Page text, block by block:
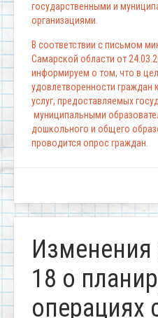
государственными и
организациями.
В соответствии с письмом
Самарской области от
информируем о том, что в
удовлетворенности граждан
услуг, предоставляемых
муниципальными
дошкольного и общего
проводится опрос граждан.
Изменения
18 о
операциях